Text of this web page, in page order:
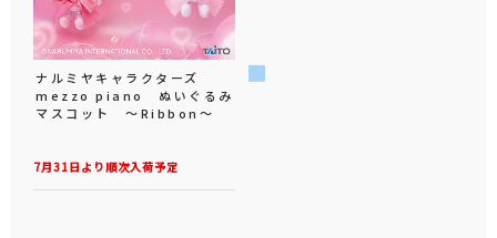
7月31日より順次入荷予定
ナルミヤキャラクターズ
mezzo piano ぬいぐるみ
マスコット ～Ribbon～